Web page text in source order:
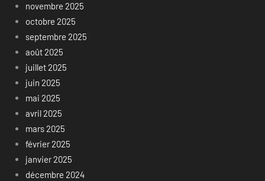
novembre 2025
octobre 2025
septembre 2025
août 2025
juillet 2025
juin 2025
mai 2025
avril 2025
mars 2025
février 2025
janvier 2025
décembre 2024